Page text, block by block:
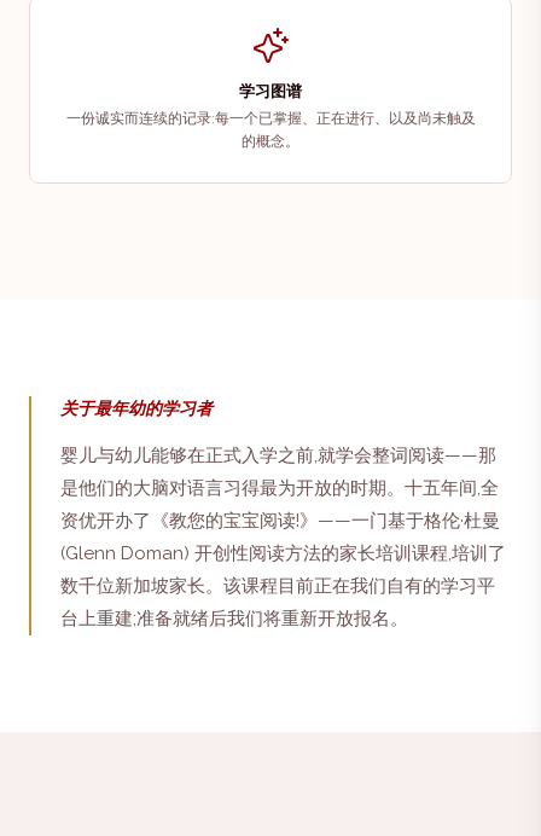
学习图谱
一份诚实而连续的记录:每一个已掌握、正在进行、以及尚未触及
的概念。
关于最年幼的学习者
婴儿与幼儿能够在正式入学之前,就学会整词阅读——那
是他们的大脑对语言习得最为开放的时期。十五年间,全
资优开办了《教您的宝宝阅读!》——一门基于格伦·杜曼
(Glenn Doman) 开创性阅读方法的家长培训课程,培训了
数千位新加坡家长。该课程目前正在我们自有的学习平
台上重建;准备就绪后我们将重新开放报名。